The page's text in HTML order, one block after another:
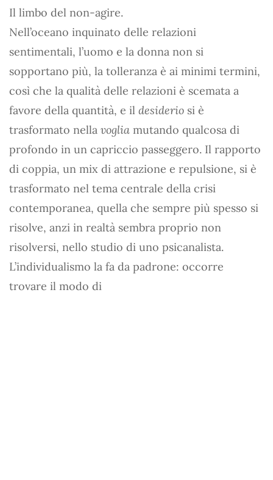
Il limbo del non-agire.
Nell’oceano inquinato delle relazioni
sentimentali, l’uomo e la donna non si
sopportano più, la tolleranza è ai minimi termini,
così che la qualità delle relazioni è scemata a
favore della quantità, e il desiderio si è
trasformato nella voglia mutando qualcosa di
profondo in un capriccio passeggero. Il rapporto
di coppia, un mix di attrazione e repulsione, si è
trasformato nel tema centrale della crisi
contemporanea, quella che sempre più spesso si
risolve, anzi in realtà sembra proprio non
risolversi, nello studio di uno psicanalista.
L’individualismo la fa da padrone: occorre
trovare il modo di